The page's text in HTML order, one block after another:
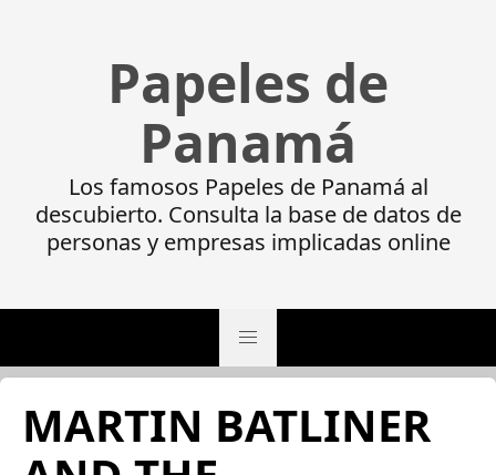
Papeles de
Panamá
Los famosos Papeles de Panamá al
descubierto. Consulta la base de datos de
personas y empresas implicadas online
MARTIN BATLINER